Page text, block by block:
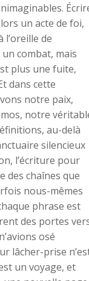
un acte de foi,
de
un combat, mais
plus une fuite,
dans cette
notre paix,
notre
au-delà
silencieux
l’écriture pour
des chaînes que
nous-mêmes
phrase est
des portes
osé
lâcher-prise
un voyage, et